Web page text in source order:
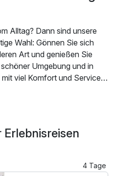
Alltag? Dann sind unsere
Wahl: Gönnen Sie sich
Art und genießen Sie
Umgebung und in
viel Komfort und Service
- und das zu einem
einer Reservierung alles, was
4 Tage